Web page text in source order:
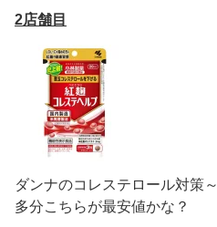
2店舗目
ダンナのコレステロール対策～
多分こちらが最安値かな？